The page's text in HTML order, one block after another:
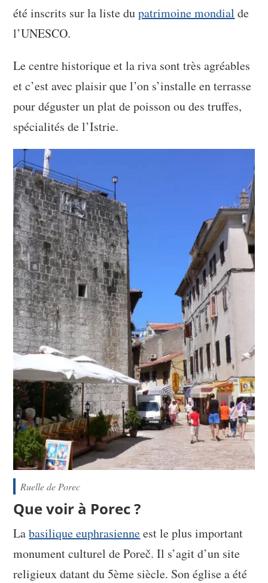
été inscrits sur la liste dupatrimoine mondial de
l’UNESCO.
Le centre historique et la riva sont très agréables
et c’est avec plaisir que l’on s’installe en terrasse
pour déguster un plat de poisson ou des truffes,
spécialités de l’Istrie.
Ruelle de Porec
Que voir à Porec ?
Labasilique euphrasienneest le plus important
monument culturel de Poreč. Il s’agit d’un site
religieux datant du 5ème siècle. Son église a été